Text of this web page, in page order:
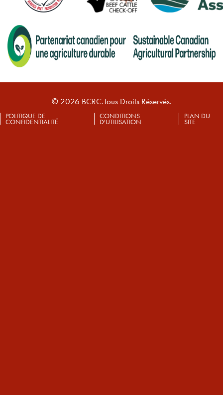
© 2026 BCRC.Tous Droits Réservés.
POLITIQUE DE
CONFIDENTIALITÉ
CONDITIONS
D'UTILISATION
PLAN DU
SITE